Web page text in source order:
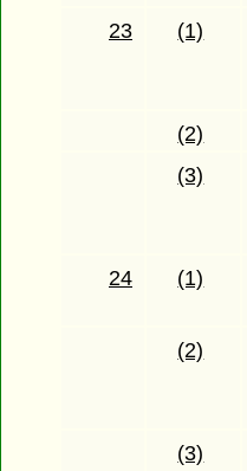
23
(1)
(2)
(3)
24
(1)
(2)
(3)